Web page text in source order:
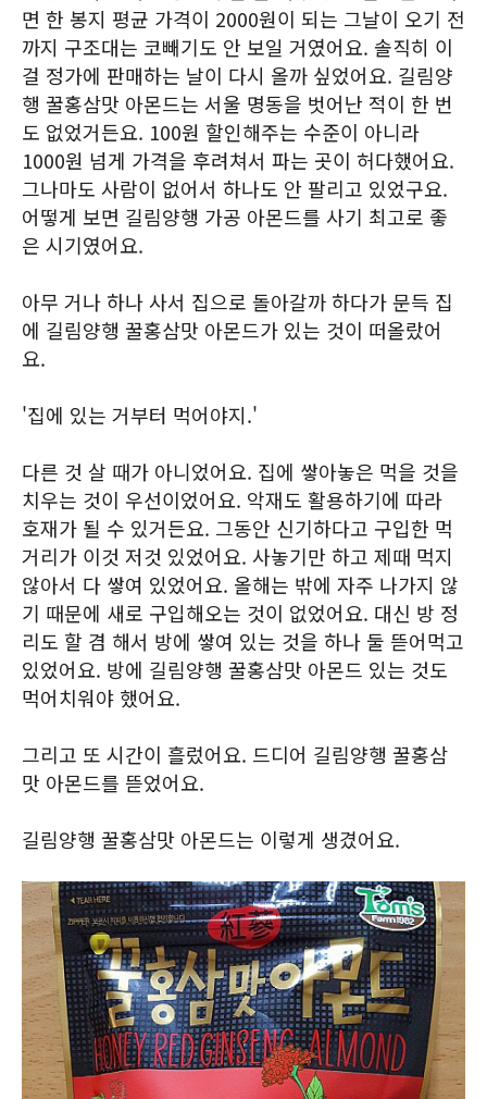
면 한 봉지 평균 가격이 2000원이 되는 그날이 오기 전
까지 구조대는 코빼기도 안 보일 거였어요. 솔직히 이
걸 정가에 판매하는 날이 다시 올까 싶었어요. 길림양
행 꿀홍삼맛 아몬드는 서울 명동을 벗어난 적이 한 번
도 없었거든요. 100원 할인해주는 수준이 아니라
1000원 넘게 가격을 후려쳐서 파는 곳이 허다했어요.
그나마도 사람이 없어서 하나도 안 팔리고 있었구요.
어떻게 보면 길림양행 가공 아몬드를 사기 최고로 좋
은 시기였어요.
아무 거나 하나 사서 집으로 돌아갈까 하다가 문득 집
에 길림양행 꿀홍삼맛 아몬드가 있는 것이 떠올랐어
요.
'집에 있는 거부터 먹어야지.'
다른 것 살 때가 아니었어요. 집에 쌓아놓은 먹을 것을
치우는 것이 우선이었어요. 악재도 활용하기에 따라
호재가 될 수 있거든요. 그동안 신기하다고 구입한 먹
거리가 이것 저것 있었어요. 사놓기만 하고 제때 먹지
않아서 다 쌓여 있었어요. 올해는 밖에 자주 나가지 않
기 때문에 새로 구입해오는 것이 없었어요. 대신 방 정
리도 할 겸 해서 방에 쌓여 있는 것을 하나 둘 뜯어먹고
있었어요. 방에 길림양행 꿀홍삼맛 아몬드 있는 것도
먹어치워야 했어요.
그리고 또 시간이 흘렀어요. 드디어 길림양행 꿀홍삼
맛 아몬드를 뜯었어요.
길림양행 꿀홍삼맛 아몬드는 이렇게 생겼어요.